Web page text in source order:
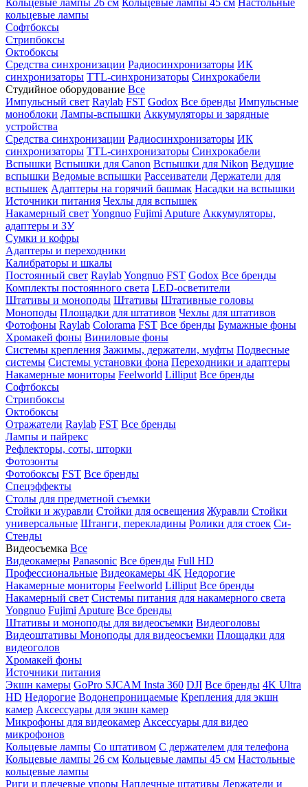
Кольцевые лампы 26 см Кольцевые лампы 45 см Настольные
кольцевые лампы
Софтбоксы
Стрипбоксы
Октобоксы
Средства синхронизации Радиосинхронизаторы ИК
синхронизаторы TTL-синхронизаторы Синхрокабели
Студийное оборудование Все
Импульсный свет Raylab FST Godox Все бренды Импульсные
моноблоки Лампы-вспышки Аккумуляторы и зарядные
устройства
Средства синхронизации Радиосинхронизаторы ИК
синхронизаторы TTL-синхронизаторы Синхрокабели
Вспышки Вспышки для Canon Вспышки для Nikon Ведущие
вспышки Ведомые вспышки Рассеиватели Держатели для
вспышек Адаптеры на горячий башмак Насадки на вспышки
Источники питания Чехлы для вспышек
Накамерный свет Yongnuo Fujimi Aputure Аккумуляторы,
адаптеры и ЗУ
Сумки и кофры
Адаптеры и переходники
Калибраторы и шкалы
Постоянный свет RaylabYongnuo FST Godox Все бренды
Комплекты постоянного света LED-осветители
Штативы и моноподы Штативы Штативные головы
Моноподы Площадки для штативов Чехлы для штативов
Фотофоны Raylab Colorama FST Все бренды Бумажные фоны
Хромакей фоны Виниловые фоны
Системы крепления Зажимы, держатели, муфты Подвесные
системы Системы установки фона Переходники и адаптеры
Накамерные мониторы Feelworld Lilliput Все бренды
Софтбоксы
Стрипбоксы
Октобоксы
Отражатели Raylab FST Все бренды
Лампы и пайрекс
Рефлекторы, соты, шторки
Фотозонты
Фотобоксы FST Все бренды
Спецэффекты
Столы для предметной съемки
Стойки и журавли Стойки для освещения Журавли Стойки
универсальные Штанги, перекладины Ролики для стоек Си-
Стенды
Видеосъемка Все
Видеокамеры Panasonic Все бренды Full HD
Профессиональные Видеокамеры 4K Недорогие
Накамерные мониторы Feelworld Lilliput Все бренды
Накамерный свет Системы питания для накамерного света
Yongnuo Fujimi Aputure Все бренды
Штативы и моноподы для видеосъемки Видеоголовы
Видеоштативы Моноподы для видеосъемки Площадки для
видеоголов
Хромакей фоны
Источники питания
Экшн камеры GoPro SJCAM Insta 360 DJI Все бренды 4K Ultra
HD Недорогие Водонепроницаемые Крепления для экшн
камер Аксессуары для экшн камер
Микрофоны для видеокамер Аксессуары для видео
микрофонов
Кольцевые лампы Со штативом C держателем для телефона
Кольцевые лампы 26 см Кольцевые лампы 45 см Настольные
кольцевые лампы
Риги и плечевые упоры Наплечные штативы Держатели и